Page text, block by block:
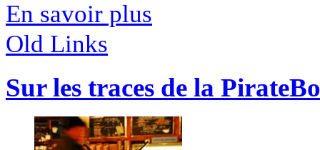
En savoir plus
Old Links
Sur les traces de la